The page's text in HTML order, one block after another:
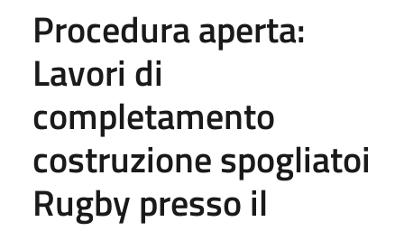
Procedura aperta:
Lavori di
completamento
costruzione spogliatoi
Rugby presso il